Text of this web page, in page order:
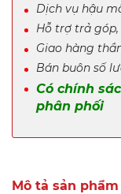
Dịch vụ hậu
Hỗ trợ trả
Giao hàng
Bán buôn số
Có chính
phân phối
Mô tả sản phẩm